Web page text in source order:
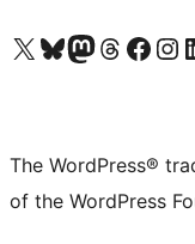
Visit our X (formerly Twitter) account
Visit our Bluesky account
Visit our Mastodon account
Visit our Threads
Visit our Facebook page
Visit our
The WordPress®
of the WordPress